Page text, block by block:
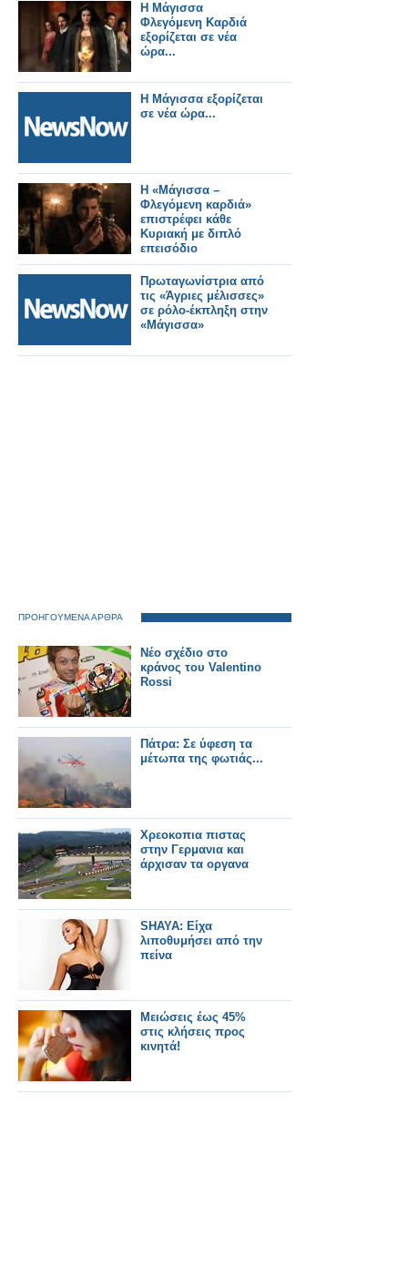
Η Μάγισσα
Φλεγόμενη Καρδιά
εξορίζεται σε νέα
ώρα...
Η Μάγισσα εξορίζεται
σε νέα ώρα...
Η «Μάγισσα –
Φλεγόμενη καρδιά»
επιστρέφει κάθε
Κυριακή με διπλό
επεισόδιο
Πρωταγωνίστρια από
τις «Άγριες μέλισσες»
σε ρόλο-έκπληξη στην
«Μάγισσα»
ΠΡΟΗΓΟΥΜΕΝΑ ΑΡΘΡΑ
Νέο σχέδιο στο
κράνος του Valentino
Rossi
Πάτρα: Σε ύφεση τα
μέτωπα της φωτιάς...
Χρεοκοπια πιστας
στην Γερμανια και
άρχισαν τα οργανα
SHAYA: Είχα
λιποθυμήσει από την
πείνα
Μειώσεις έως 45%
στις κλήσεις προς
κινητά!